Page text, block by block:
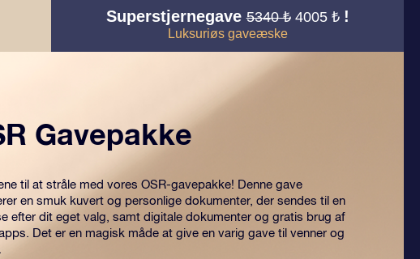
Superstjernegave5340 ₺ 4005 ₺ !
Luksuriøs gaveæske
Gavepakke
til at stråle med vores OSR-gavepakke! Denne gave
en smuk kuvert og personlige dokumenter, der sendes til en
efter dit eget valg, samt digitale dokumenter og gratis brug af
Det er en magisk måde at give en varig gave til venner og